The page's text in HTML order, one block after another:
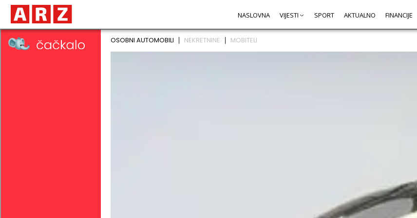
NASLOVNA VIJESTI SPORT AKTUALNO FINANCIJE